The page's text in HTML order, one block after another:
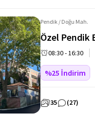
Pendik / Doğu Mah.
Özel Pendik
08:30 - 16:30
%25 İndirim
35 (27)